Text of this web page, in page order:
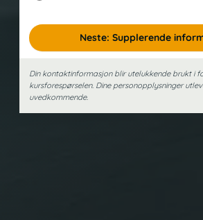
Neste: Supplerende
Din kontaktinformasjon blir utelukkende brukt i
kursforespørselen. Dine person­opplysninger
uvedkommende.